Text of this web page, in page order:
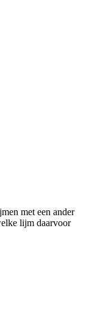
met een ander
lijm daarvoor